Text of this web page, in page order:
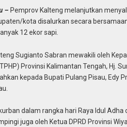
– Pemprov Kalteng melanjutkan
kota disalurkan secara
12 ekor sapi.
Sugianto Sabran mewakili oleh
Provinsi Kalimantan Tengah, Hj.
kepada Bupati Pulang Pisau, Edy
dalam rangka hari Raya Idul Adha
juga oleh Ketua DPRD Provinsi